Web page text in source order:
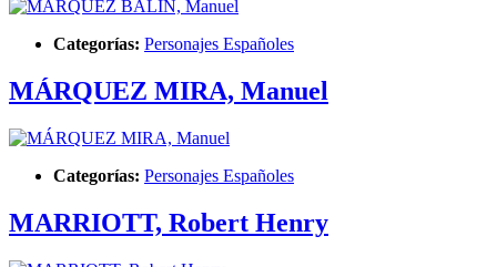
Categorías: Personajes Españoles
MÁRQUEZ MIRA, Manuel
Categorías: Personajes Españoles
MARRIOTT, Robert Henry